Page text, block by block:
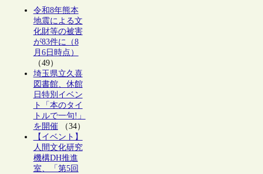
令和8年熊本
地震による文
化財等の被害
が83件に（8
月6日時点）
（49）
埼玉県立久喜
図書館、休館
日特別イベン
ト「本のタイ
トルで一句!」
を開催（34）
【イベント】
人間文化研究
機構DH推進
室、「第5回